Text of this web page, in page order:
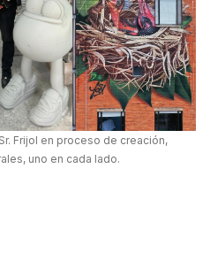
Frijol en proceso de creación,
uno en cada lado.